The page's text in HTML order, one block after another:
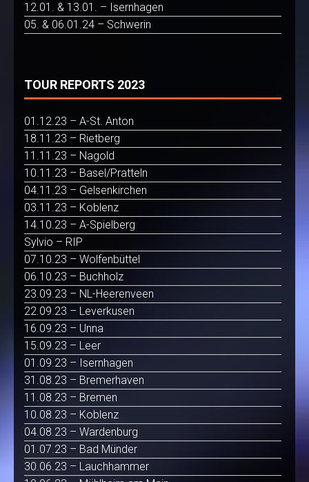
12.01. & 13.01. – Isernhagen
05. & 06.01.24 – Schwerin
TOUR REPORTS 2023
01.12.23 – A-St. Anton
18.11.23 – Rietberg
11.11.23 – Nagold
10.11.23 – Basel/Pratteln
04.11.23 – Gelsenkirchen
03.11.23 – Koblenz
14.10.23 – A-Spielberg
Sylvio – RIP
07.10.23 – Wolfenbüttel
06.10.23 – Buchholz
23.09.23 – NL-Heerenveen
22.09.23 – Leverkusen
16.09.23 – Unna
15.09.23 – Leer
01.09.23 – Isernhagen
31.08.23 – Bremerhaven
11.08.23 – Bremen
10.08.23 – Koblenz
04.08.23 – Wardenburg
01.07.23 – Bad Münder
30.06.23 – Lauchhammer